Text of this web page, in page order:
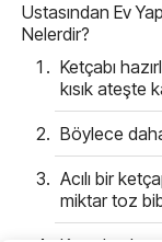
Ustasından Ev
Nelerdir?
Ketçabı
kısık ateşte
Böylece
Acılı bir
miktar toz